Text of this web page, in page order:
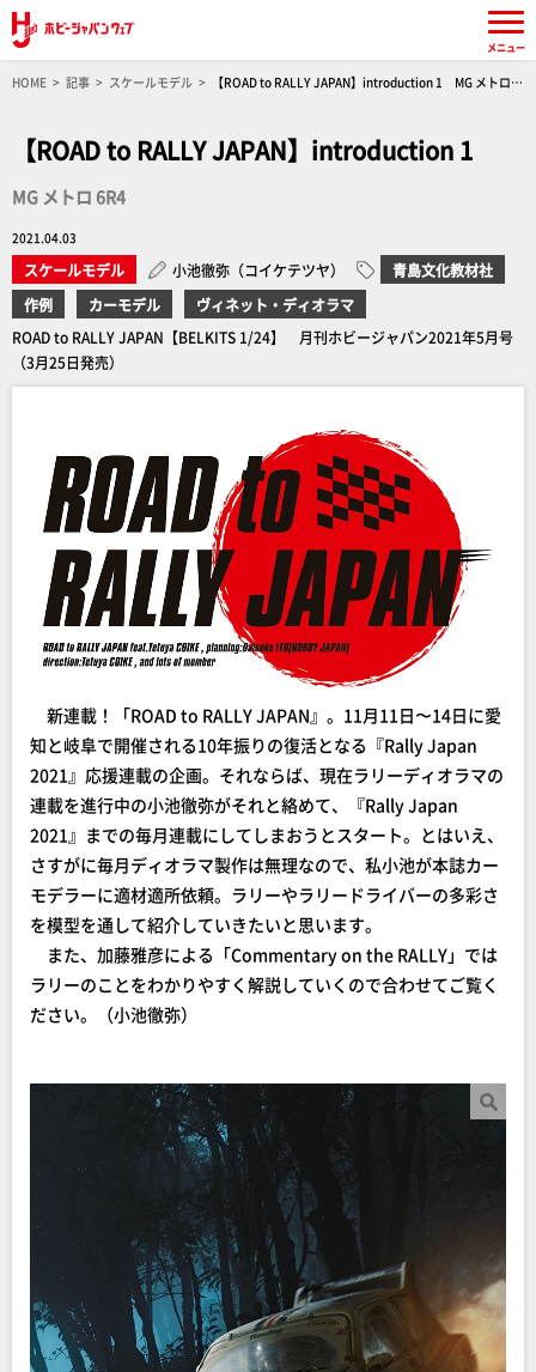
HOME 記事 スケールモデル
【ROAD to RALLY JAPAN】introduction 1 MG メトロ
【ROAD to RALLY JAPAN】introduction 1
MG メトロ 6R4
2021.04.03
スケールモデル 小池徹弥（コイケテツヤ）
青島文化教材社
作例
カーモデル
ヴィネット・ディオラマ
ROAD to RALLY JAPAN【BELKITS 1/24】 月刊ホビージャパン2021年5月号
（3月25日発売）
新連載！「ROAD to RALLY JAPAN』。11月11日〜14日に愛
知と岐阜で開催される10年振りの復活となる『Rally Japan
2021』応援連載の企画。それならば、現在ラリーディオラマの
連載を進行中の小池徹弥がそれと絡めて、『Rally Japan
2021』までの毎月連載にしてしまおうとスタート。とはいえ、
さすがに毎月ディオラマ製作は無理なので、私小池が本誌カー
モデラーに適材適所依頼。ラリーやラリードライバーの多彩さ
を模型を通して紹介していきたいと思います。
また、加藤雅彦による「Commentary on the RALLY」では
ラリーのことをわかりやすく解説していくので合わせてご覧く
ださい。（小池徹弥）
メニュー